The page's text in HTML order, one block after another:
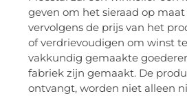
geven om het sieraad op
vervolgens de prijs van het
of verdrievoudigen om winst
vakkundig gemaakte
fabriek zijn gemaakt. De
ontvangt, worden niet alleen